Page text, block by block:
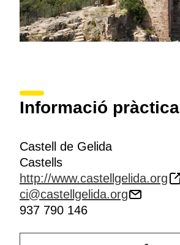
Informació pràctica
Castell de Gelida
Castells
http://www.castellgelida.org
ci@castellgelida.org
937 790 146